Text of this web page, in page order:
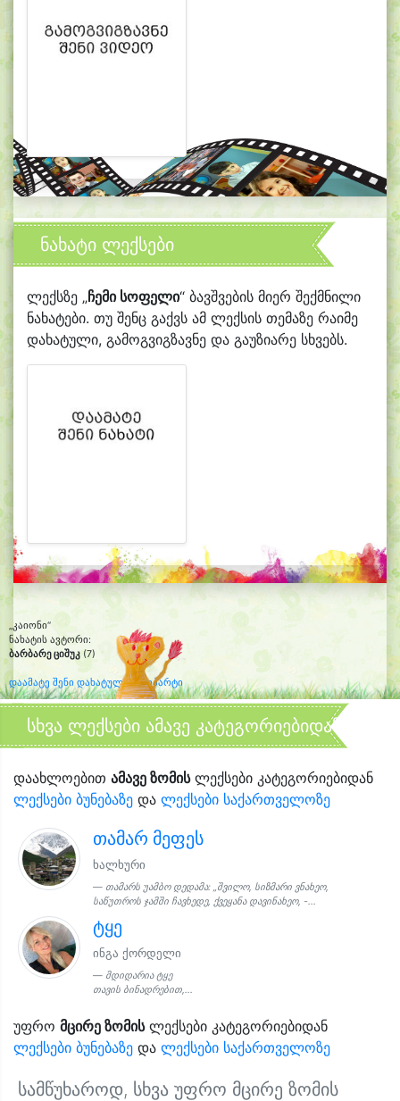
ნახატი ლექსები
ლექსზე „ჩემი სოფელი“ ბავშვების მიერ შექმნილი
ნახატები. თუ შენც გაქვს ამ ლექსის თემაზე რაიმე
დახატული, გამოგვიგზავნე და გაუზიარე სხვებს.
„კაიონი“
ნახატის ავტორი:
ბარბარე ციშუკ(7)
დაამატე შენი დახატული კლიპარტი
სხვა ლექსები ამავე კატეგორიებიდან
დაახლოებით ამავე ზომისლექსები კატეგორიებიდან
ლექსები ბუნებაზე და ლექსები საქართველოზე
თამარ მეფეს
ხალხური
თამარს უამბო დედამა: „შვილო, სიზმარი ვნახეო,
საწუთროს ჯამში ჩავხედე, ქვეყანა დავინახეო, -...
ტყე
ინგა ქორდელი
მდიდარია ტყე
თავის ბინადრებით,...
უფრო მცირე ზომისლექსები კატეგორიებიდან
ლექსები ბუნებაზე და ლექსები საქართველოზე
სამწუხაროდ, სხვა უფრო მცირე ზომის